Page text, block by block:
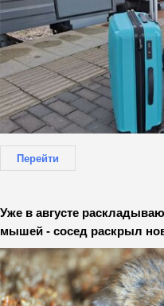
Перейти
Уже в августе
мышей - сосед раскрыл